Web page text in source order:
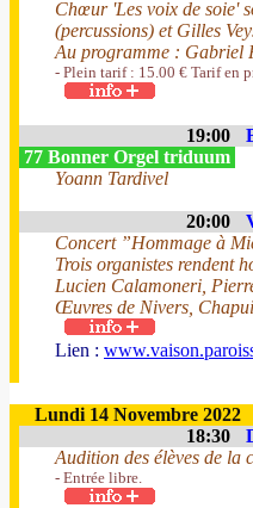
Chœur 'Les voix de soie'
(percussions) et Gilles
Au programme : Gabriel
- Plein tarif : 15.00 € Tarif en
19:00
77 Bonner Orgel triduum
Yoann Tardivel
20:00
Concert ”Hommage à
Trois organistes rendent
Lucien Calamoneri,
Œuvres de Nivers,
Lien :
Lundi 14 Novembre 2022
18:30
Audition des élèves de la
- Entrée libre.